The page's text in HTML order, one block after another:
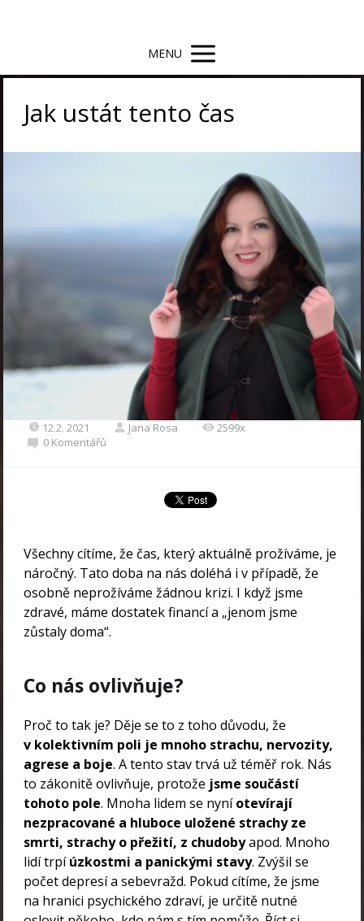
MENU
Jak ustát tento čas
12.2. 2021 Jana Rosa
2599x
0 Komentářů
Všechny cítíme, že čas, který aktuálně prožíváme, je
náročný. Tato doba na nás doléhá i v případě, že
osobně neprožíváme žádnou krizi. I když jsme
zdravé, máme dostatek financí a „jenom jsme
zůstaly doma“.
Co nás ovlivňuje?
Proč to tak je? Děje se to z toho důvodu, že
v kolektivním poli je mnoho strachu, nervozity,
agrese a boje. A tento stav trvá už téměř rok. Nás
to zákonitě ovlivňuje, protože jsme součástí
tohoto pole. Mnoha lidem se nyníotevírají
nezpracované a hluboce uložené strachy ze
smrti, strachy o přežití, z chudobyapod. Mnoho
lidí trpíúzkostmi a panickými stavy. Zvýšil se
počet depresí a sebevražd. Pokud cítíme, že jsme
na hranici psychického zdraví, je určitě nutné